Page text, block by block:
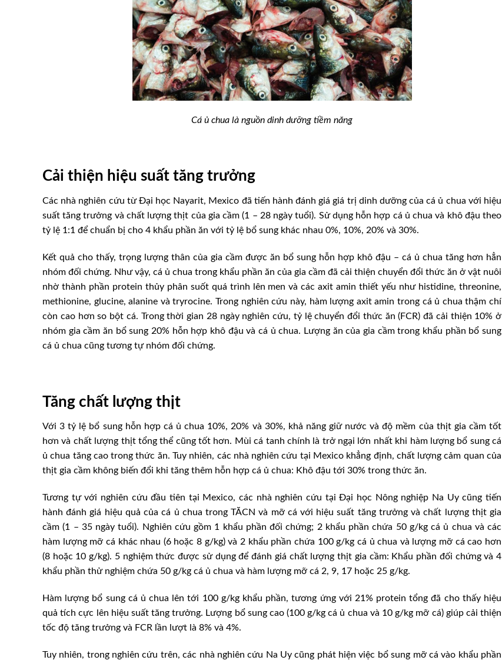
Cá ủ chua là nguồn dinh dưỡng tiềm năng
Cải thiện hiệu suất tăng trưởng
Các nhà nghiên cứu từ Ðại học Nayarit, Mexico đã tiến hành đánh giá giá trị dinh dưỡng của cá ủ chua với hiệu
suất tăng trưởng và chất lượng thịt của gia cầm (1 – 28 ngày tuổi). Sử dụng hỗn hợp cá ủ chua và khô đậu theo
tỷ lệ 1:1 để chuẩn bị cho 4 khẩu phần ăn với tỷ lệ bổ sung khác nhau 0%, 10%, 20% và 30%.
Kết quả cho thấy, trọng lượng thân của gia cầm được ăn bổ sung hỗn hợp khô đậu – cá ủ chua tăng hơn hẳn
nhóm đối chứng. Như vậy, cá ủ chua trong khẩu phần ăn của gia cầm đã cải thiện chuyển đổi thức ăn ở vật nuôi
nhờ thành phần protein thủy phân suốt quá trình lên men và các axit amin thiết yếu như histidine, threonine,
methionine, glucine, alanine và tryrocine. Trong nghiên cứu này, hàm lượng axit amin trong cá ủ chua thậm chí
còn cao hơn so bột cá. Trong thời gian 28 ngày nghiên cứu, tỷ lệ chuyển đổi thức ăn (FCR) đã cải thiện 10% ở
nhóm gia cầm ăn bổ sung 20% hỗn hợp khô đậu và cá ủ chua. Lượng ăn của gia cầm trong khẩu phần bổ sung
cá ủ chua cũng tương tự nhóm đối chứng.
Tăng chất lượng thịt
Với 3 tỷ lệ bổ sung hỗn hợp cá ủ chua 10%, 20% và 30%, khả năng giữ nước và độ mềm của thịt gia cầm tốt
hơn và chất lượng thịt tổng thể cũng tốt hơn. Mùi cá tanh chính là trở ngại lớn nhất khi hàm lượng bổ sung cá
ủ chua tăng cao trong thức ăn. Tuy nhiên, các nhà nghiên cứu tại Mexico khẳng định, chất lượng cảm quan của
thịt gia cầm không biến đổi khi tăng thêm hỗn hợp cá ủ chua: Khô đậu tới 30% trong thức ăn.
Tương tự với nghiên cứu đầu tiên tại Mexico, các nhà nghiên cứu tại Ðại học Nông nghiệp Na Uy cũng tiến
hành đánh giá hiệu quả của cá ủ chua trong TĂCN và mỡ cá với hiệu suất tăng trưởng và chất lượng thịt gia
cầm (1 – 35 ngày tuổi). Nghiên cứu gồm 1 khẩu phần đối chứng; 2 khẩu phần chứa 50 g/kg cá ủ chua và các
hàm lượng mỡ cá khác nhau (6 hoặc 8 g/kg) và 2 khẩu phần chứa 100 g/kg cá ủ chua và lượng mỡ cá cao hơn
(8 hoặc 10 g/kg). 5 nghiệm thức được sử dụng để đánh giá chất lượng thịt gia cầm: Khẩu phần đối chứng và 4
khẩu phần thử nghiệm chứa 50 g/kg cá ủ chua và hàm lượng mỡ cá 2, 9, 17 hoặc 25 g/kg.
Hàm lượng bổ sung cá ủ chua lên tới 100 g/kg khẩu phần, tương ứng với 21% protein tổng đã cho thấy hiệu
quả tích cực lên hiệu suất tăng trưởng. Lượng bổ sung cao (100 g/kg cá ủ chua và 10 g/kg mỡ cá) giúp cải thiện
tốc độ tăng trưởng và FCR lần lượt là 8% và 4%.
Tuy nhiên, trong nghiên cứu trên, các nhà nghiên cứu Na Uy cũng phát hiện việc bổ sung mỡ cá vào khẩu phần
bò vẫn cao